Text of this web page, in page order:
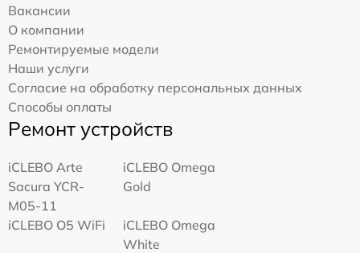
Вакансии
О компании
Ремонтируемые модели
Наши услуги
Согласие на обработку персональных данных
Способы оплаты
Ремонт устройств
iCLEBO Arte
Sacura YCR-
M05-11
iCLEBO Omega
Gold
iCLEBO O5 WiFi
iCLEBO Omega
White